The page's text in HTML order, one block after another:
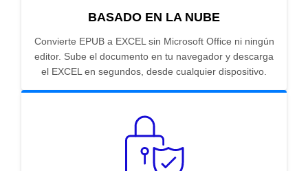
BASADO EN LA NUBE
Convierte EPUB a EXCEL sin Microsoft Office ni ningún
editor. Sube el documento en tu navegador y descarga
el EXCEL en segundos, desde cualquier dispositivo.